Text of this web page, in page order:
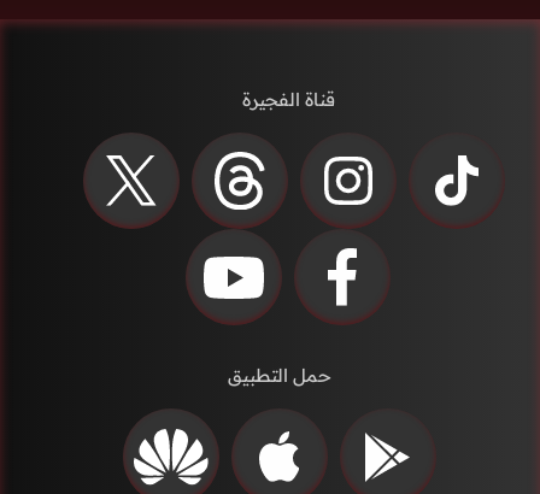
قناة الفجيرة
حمل التطبيق